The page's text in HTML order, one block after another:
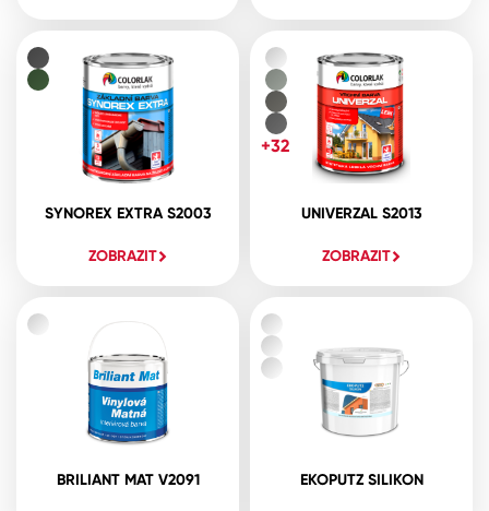
SYNOREX EXTRA S2003
ZOBRAZIT
UNIVERZAL S2013
ZOBRAZIT
+32
BRILIANT MAT V2091 EKOPUTZ SILIKON